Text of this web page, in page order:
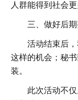
人群能得到社会更
三、做好后期
活动结束后，
这样的机会；秘
装。
此次活动不仅